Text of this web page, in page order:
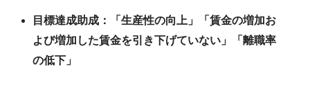
目標達成助成：「生産性の向上」「賃金の増加お
よび増加した賃金を引き下げていない」「離職率
の低下」